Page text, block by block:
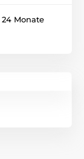
24 Monate